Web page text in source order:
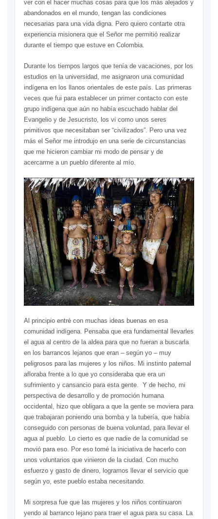
ver con el hacer muchas cosas para que los más alejados y
abandonados en el mundo, tengan las condiciones
necesarias para una vida digna. Pero quiero contarte otra
experiencia misionera que el Señor me permitió realizar
durante el tiempo que estuve en Colombia.
Durante los tiempos largos que tenía de vacaciones, por los
estudios en la universidad, me asignaron una comunidad
indígena en los llanos orientales de este país. Las primeras
veces que fui para establecer un primer contacto con este
grupo indígena que aún no había escuchado hablar del
Evangelio y de Jesucristo, los vi como unos seres
primitivos que necesitaban ser “civilizados”. Pero una vez
más el Señor me introdujo en una serie de circunstancias
que me hicieron cambiar mi modo de pensar y de
acercarme a un pueblo diferente al mío.
Al principio entré con muchas ideas buenas en esa
comunidad indígena. Pensaba que era fundamental llevarles
el agua al centro de la aldea para que no fueran a buscarla
en los barrancos lejanos que eran – según yo – muy
peligrosos para las mujeres y los niños. Mi instinto paternal
afloraba frente a lo que yo consideraba que era un
sufrimiento y cansancio para esta gente. Y de hecho, mi
perspectiva de desarrollo y de promoción humana
occidental, hizo que obligara a que la gente se moviera para
que trabajaran poniendo una bomba y la tubería, que había
conseguido con personas de buena voluntad, para llevar el
agua al pueblo. Lo cierto es que nadie de la comunidad se
movió para eso. Por eso tomé la iniciativa de hacerlo con
unos voluntarios que vinieron de la ciudad. Con mucho
esfuerzo y gasto de dinero, logramos llevar el servicio que
según yo, este pueblo estaba necesitando.
Mi sorpresa fue que las mujeres y los niños continuaron
yendo al barranco lejano para traer el agua para su casa. La